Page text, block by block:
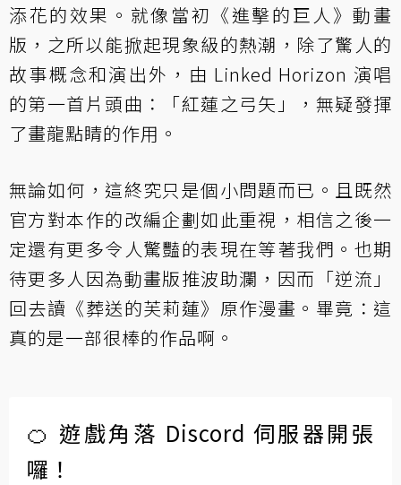
添花的效果。就像當初《進擊的巨人》動畫
版，之所以能掀起現象級的熱潮，除了驚人的
故事概念和演出外，由 Linked Horizon 演唱
的第一首片頭曲：「紅蓮之弓矢」，無疑發揮
了畫龍點睛的作用。
無論如何，這終究只是個小問題而已。且既然
官方對本作的改編企劃如此重視，相信之後一
定還有更多令人驚豔的表現在等著我們。也期
待更多人因為動畫版推波助瀾，因而「逆流」
回去讀《葬送的芙莉蓮》原作漫畫。畢竟：這
真的是一部很棒的作品啊。
🍊 遊戲角落 Discord 伺服器開張
囉！